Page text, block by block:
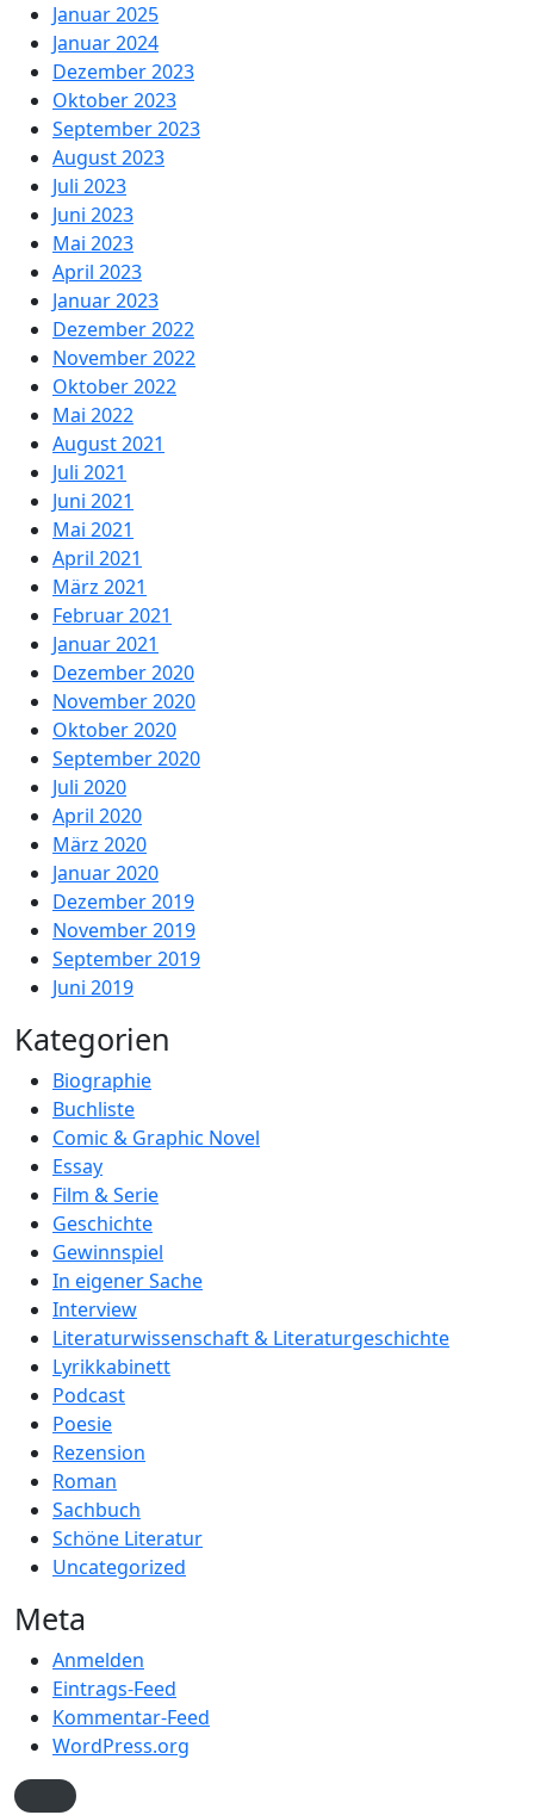
Januar 2025
Januar 2024
Dezember 2023
Oktober 2023
September 2023
August 2023
Juli 2023
Juni 2023
Mai 2023
April 2023
Januar 2023
Dezember 2022
November 2022
Oktober 2022
Mai 2022
August 2021
Juli 2021
Juni 2021
Mai 2021
April 2021
März 2021
Februar 2021
Januar 2021
Dezember 2020
November 2020
Oktober 2020
September 2020
Juli 2020
April 2020
März 2020
Januar 2020
Dezember 2019
November 2019
September 2019
Juni 2019
Kategorien
Biographie
Buchliste
Comic & Graphic Novel
Essay
Film & Serie
Geschichte
Gewinnspiel
In eigener Sache
Interview
Literaturwissenschaft & Literaturgeschichte
Lyrikkabinett
Podcast
Poesie
Rezension
Roman
Sachbuch
Schöne Literatur
Uncategorized
Meta
Anmelden
Eintrags-Feed
Kommentar-Feed
WordPress.org